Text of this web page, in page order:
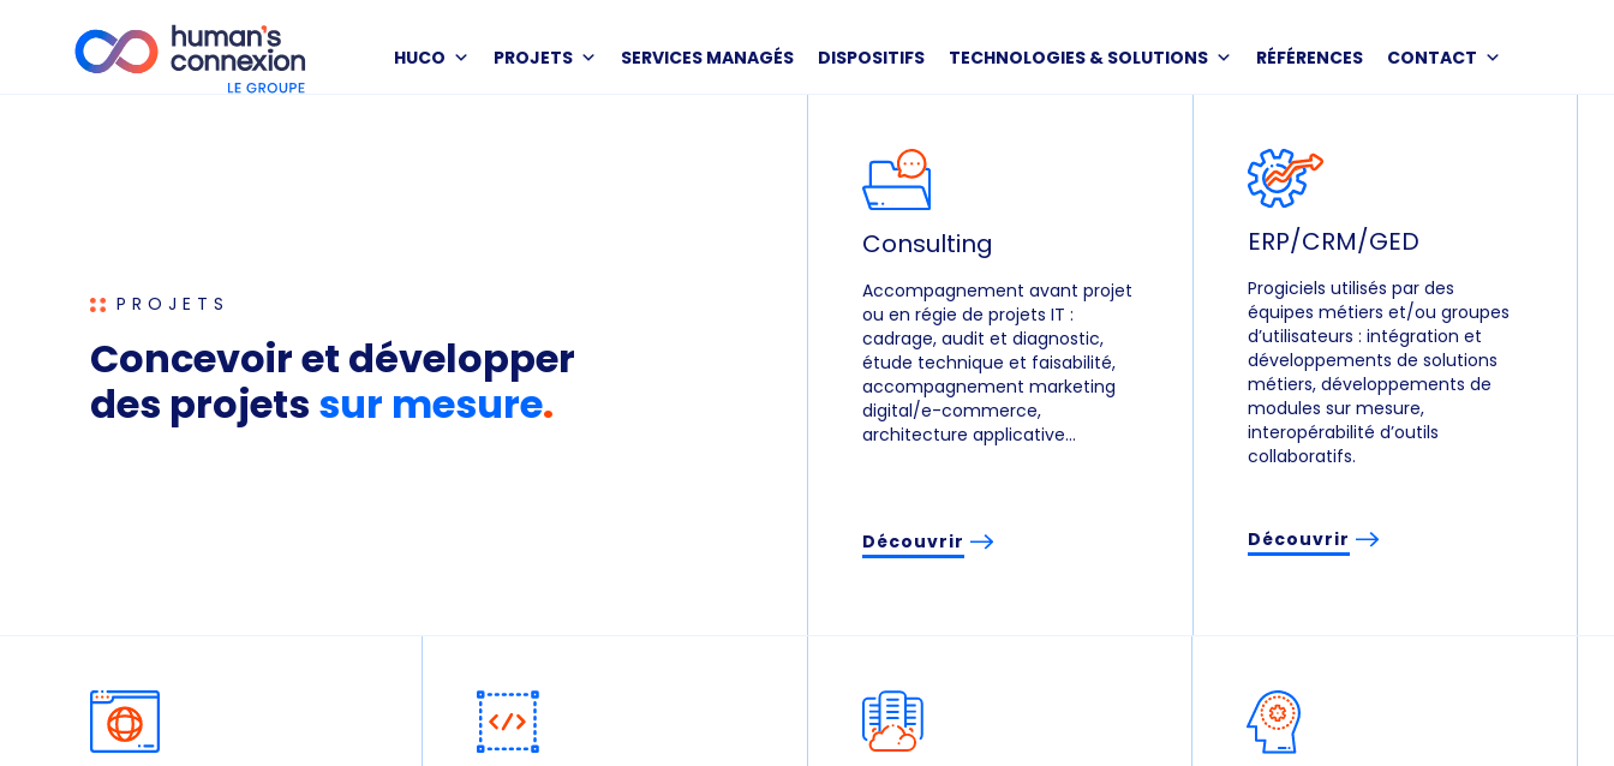
HUCO PROJETS SERVICES MANAGÉS DISPOSITIFS TECHNOLOGIES & SOLUTIONS RÉFÉRENCES CONTACT
PROJETS
Concevoir et développer
des projets sur mesure.
Consulting
Accompagnement avant projet
ou en régie de projets IT :
cadrage, audit et diagnostic,
étude technique et faisabilité,
accompagnement marketing
digital/e-commerce,
architecture applicative…
Découvrir
ERP/CRM/GED
Progiciels utilisés par des
équipes métiers et/ou groupes
d’utilisateurs : intégration et
développements de solutions
métiers, développements de
modules sur mesure,
interopérabilité d’outils
collaboratifs.
Découvrir